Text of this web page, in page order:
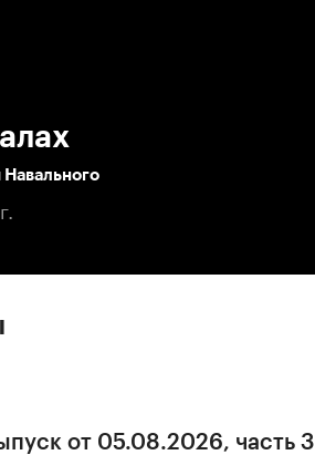
от 05.08.2026, часть 3